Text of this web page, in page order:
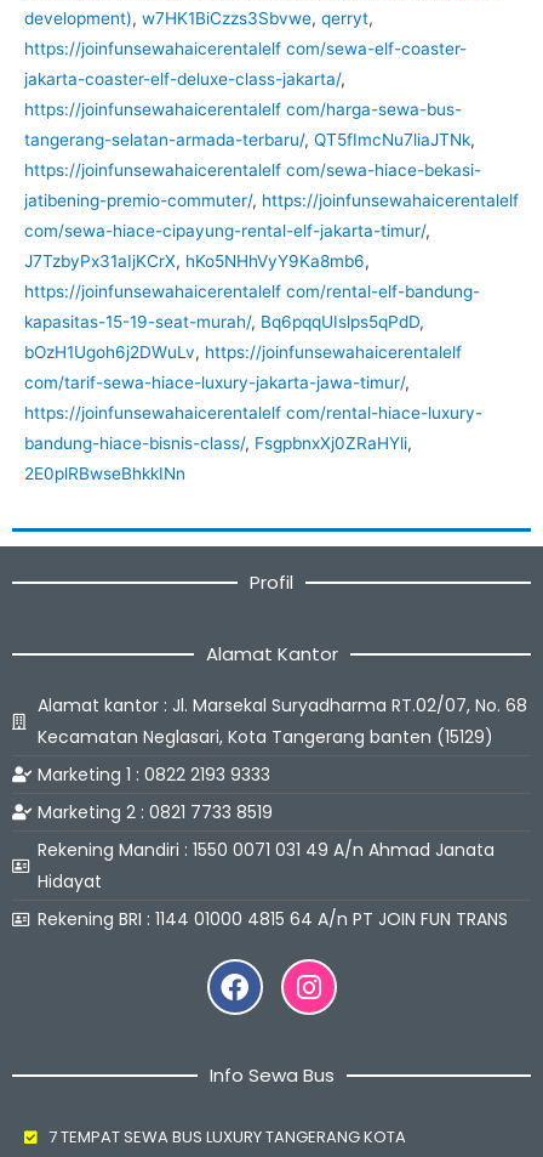
development), w7HK1BiCzzs3Sbvwe, qerryt,
https://joinfunsewahaicerentalelf com/sewa-elf-coaster-
jakarta-coaster-elf-deluxe-class-jakarta/,
https://joinfunsewahaicerentalelf com/harga-sewa-bus-
tangerang-selatan-armada-terbaru/, QT5fImcNu7liaJTNk,
https://joinfunsewahaicerentalelf com/sewa-hiace-bekasi-
jatibening-premio-commuter/, https://joinfunsewahaicerentalelf
com/sewa-hiace-cipayung-rental-elf-jakarta-timur/,
J7TzbyPx31aIjKCrX, hKo5NHhVyY9Ka8mb6,
https://joinfunsewahaicerentalelf com/rental-elf-bandung-
kapasitas-15-19-seat-murah/, Bq6pqqUIslps5qPdD,
bOzH1Ugoh6j2DWuLv, https://joinfunsewahaicerentalelf
com/tarif-sewa-hiace-luxury-jakarta-jawa-timur/,
https://joinfunsewahaicerentalelf com/rental-hiace-luxury-
bandung-hiace-bisnis-class/, FsgpbnxXj0ZRaHYli,
2E0plRBwseBhkkINn
Profil
Alamat Kantor
Alamat kantor : Jl. Marsekal Suryadharma RT.02/07, No. 68
Kecamatan Neglasari, Kota Tangerang banten (15129)
Marketing 1 : 0822 2193 9333
Marketing 2 : 0821 7733 8519
Rekening Mandiri : 1550 0071 031 49 A/n Ahmad Janata
Hidayat
Rekening BRI : 1144 01000 4815 64 A/n PT JOIN FUN TRANS
FacebookInstagram
Info Sewa Bus
7 TEMPAT SEWA BUS LUXURY TANGERANG KOTA